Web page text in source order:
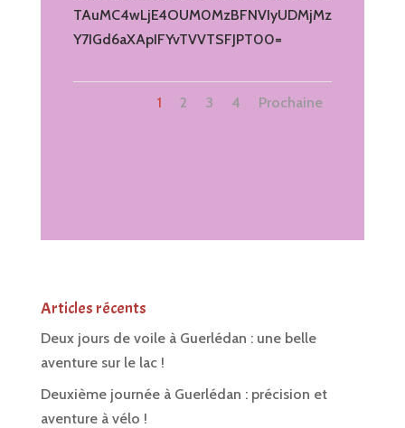
TAuMC4wLjE4OUM0MzBFNVIyUDMjMz
Y7IGd6aXApIFYvTVVTSFJPT00=
1 2 3 4 Prochaine
Articles récents
Deux jours de voile à Guerlédan : une belle
aventure sur le lac !
Deuxième journée à Guerlédan : précision et
aventure à vélo !